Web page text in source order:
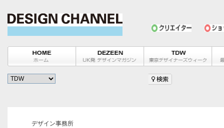
デザイン事務所